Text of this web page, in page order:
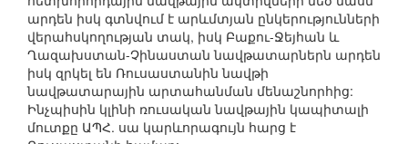
արդեն իսկ գտնվում է արևմտյան ընկերությունների
վերահսկողության տակ, իսկ Բաքու-Ջեյհան և
Ղազախստան-Չինաստան նավթատարներն արդեն
իսկ զրկել են Ռուսաստանին նավթի
նավթատարային արտահանման մենաշնորհից:
Ինչպիսին կլինի ռուսական նավթային կապիտալի
մուտքը ԱՊՀ. սա կարևորագույն հարց է